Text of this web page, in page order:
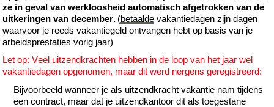
ze in geval van werkloosheidautomatisch afgetrokken van de
uitkeringen van december. (betaalde vakantiedagen zijn dagen
waarvoor je reeds vakantiegeld ontvangen hebt op basis van je
arbeidsprestaties vorig jaar)
Let op:Veel uitzendkrachten hebben in de loop van het jaar wel
vakantiedagen opgenomen, maar dit werd nergens geregistreerd:
Bijvoorbeeld wanneer je als uitzendkracht vakantie nam tijdens
eencontract, maar dat je uitzendkantoor dit als toegestane